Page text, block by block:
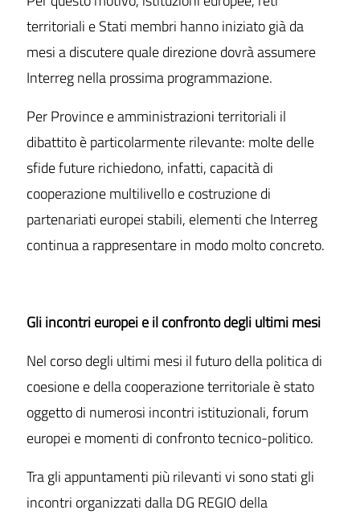
territoriali e Stati membri hanno iniziato già da
mesi a discutere quale direzione dovrà assumere
Interreg nella prossima programmazione.
Per Province e amministrazioni territoriali il
dibattito è particolarmente rilevante: molte delle
sfide future richiedono, infatti, capacità di
cooperazione multilivello e costruzione di
partenariati europei stabili, elementi che Interreg
continua a rappresentare in modo molto concreto.
Gli incontri europei e il confronto degli ultimi mesi
Nel corso degli ultimi mesi il futuro della politica di
coesione e della cooperazione territoriale è stato
oggetto di numerosi incontri istituzionali, forum
europei e momenti di confronto tecnico-politico.
Tra gli appuntamenti più rilevanti vi sono stati gli
incontri organizzati dalla DG REGIO della